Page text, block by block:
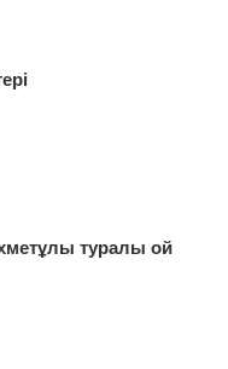
туралы ой